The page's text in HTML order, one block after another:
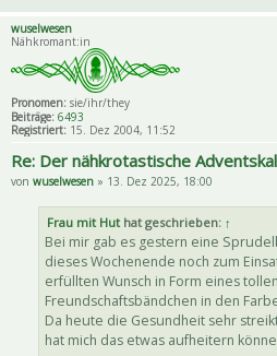
wuselwesen
Nähkromant:in
Pronomen: sie/ihr/they
Beiträge: 6493
Registriert: 15. Dez 2004, 11:52
Re: Der nähkrotastische
von wuselwesen » 13. Dez 2025, 18:00
Frau mit Huthat geschrieben: ↑
Bei mir gab es gestern eine
dieses Wochenende noch zum
erfüllten Wunsch in Form eines
Freundschaftsbändchen in den
Da heute die Gesundheit sehr
hat mich das etwas aufheitern